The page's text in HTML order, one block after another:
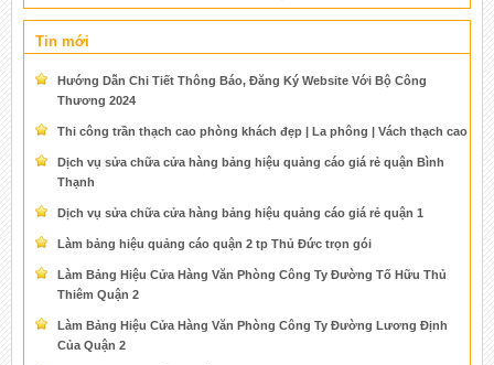
Tin mới
Hướng Dẫn Chi Tiết Thông Báo, Đăng Ký Website Với Bộ Công
Thương 2024
Thi công trần thạch cao phòng khách đẹp | La phông | Vách thạch cao
Dịch vụ sửa chữa cửa hàng bảng hiệu quảng cáo giá rẻ quận Bình
Thạnh
Dịch vụ sửa chữa cửa hàng bảng hiệu quảng cáo giá rẻ quận 1
Làm bảng hiệu quảng cáo quận 2 tp Thủ Đức trọn gói
Làm Bảng Hiệu Cửa Hàng Văn Phòng Công Ty Đường Tố Hữu Thủ
Thiêm Quận 2
Làm Bảng Hiệu Cửa Hàng Văn Phòng Công Ty Đường Lương Định
Của Quận 2